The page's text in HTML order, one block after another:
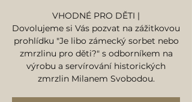
VHODNÉ PRO DĚTI |
Dovolujeme si Vás pozvat na zážitkovou
prohlídku "Je libo zámecký sorbet nebo
zmrzlinu pro děti?" s odborníkem na
výrobu a servírování historických
zmrzlin Milanem Svobodou.